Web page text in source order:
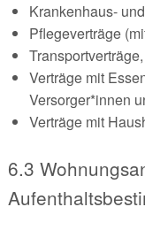
Krankenhaus-
Pflegeverträge
Transportverträge,
Verträge mit
Versorger*innen
Verträge mit
6.3